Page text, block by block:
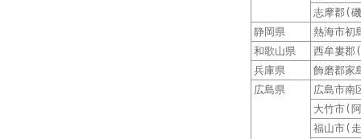
志摩郡(
静岡県
熱海市初
和歌山県
西牟婁郡
兵庫県
飾磨郡家
広島県
広島市南
大竹市(
福山市(